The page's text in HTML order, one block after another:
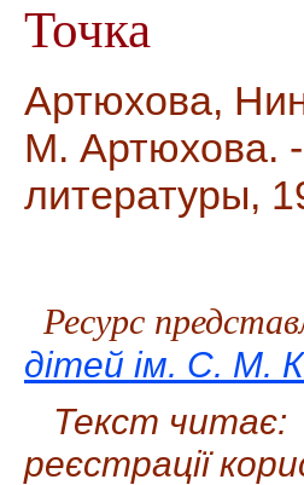
Точка
Артюхова,
М. Артюхова. -
литературы,
Ресурс
дітей ім. С. М.
Текст читає:
реєстрації